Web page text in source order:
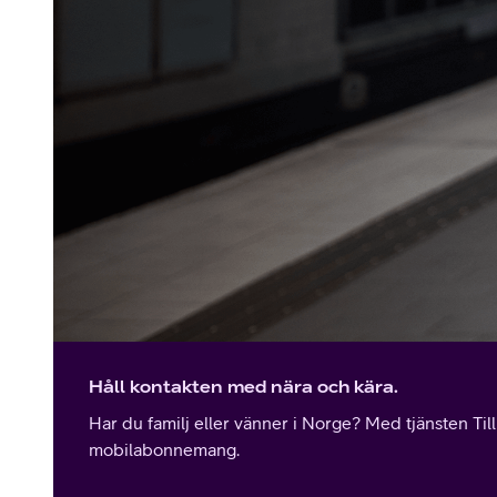
Håll kontakten med nära och kära.
Har du familj eller vänner i Norge? Med tjänsten
mobilabonnemang.